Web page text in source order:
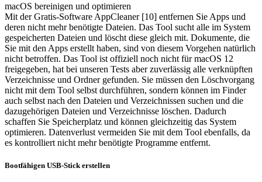
macOS bereinigen und optimieren
Mit der Gratis-Software AppCleaner [10] entfernen Sie Apps und
deren nicht mehr benötigte Dateien. Das Tool sucht alle im System
gespeicherten Dateien und löscht diese gleich mit. Dokumente, die
Sie mit den Apps erstellt haben, sind von diesem Vorgehen natürlich
nicht betroffen. Das Tool ist offiziell noch nicht für macOS 12
freigegeben, hat bei unseren Tests aber zuverlässig alle verknüpften
Verzeichnisse und Ordner gefunden. Sie müssen den Löschvorgang
nicht mit dem Tool selbst durchführen, sondern können im Finder
auch selbst nach den Dateien und Verzeichnissen suchen und die
dazugehörigen Dateien und Verzeichnisse löschen. Dadurch
schaffen Sie Speicherplatz und können gleichzeitig das System
optimieren. Datenverlust vermeiden Sie mit dem Tool ebenfalls, da
es kontrolliert nicht mehr benötigte Programme entfernt.
Bootfähigen USB-Stick erstellen